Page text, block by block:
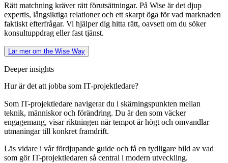
Rätt matchning kräver rätt förutsättningar. På Wise är det djup
expertis, långsiktiga relationer och ett skarpt öga för vad marknaden
faktiskt efterfrågar. Vi hjälper dig hitta rätt, oavsett om du söker
konsultuppdrag eller fast tjänst.
Lär mer om the Wise Way
Deeper insights
Hur är det att jobba som IT-projektledare?
Som IT-projektledare navigerar du i skärningspunkten mellan
teknik, människor och förändring. Du är den som väcker
engagemang, visar riktningen när tempot är högt och omvandlar
utmaningar till konkret framdrift.
Läs vidare i vår fördjupande guide och få en tydligare bild av vad
som gör IT-projektledaren så central i modern utveckling.